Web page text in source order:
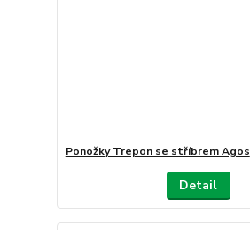
Ponožky Trepon se stříbrem Agos
Detail